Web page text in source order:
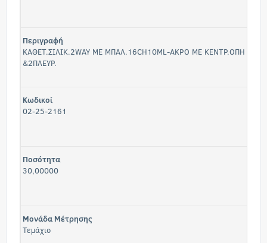
Περιγραφή
ΚΑΘΕΤ.ΣΙΛΙΚ.2WAY ΜΕ ΜΠΑΛ.16CH10ML-ΑΚΡΟ ΜΕ ΚΕΝΤΡ.ΟΠΗ
&2ΠΛΕΥΡ.
Κωδικοί
02-25-2161
Ποσότητα
30,00000
Μονάδα Μέτρησης
Τεμάχιο